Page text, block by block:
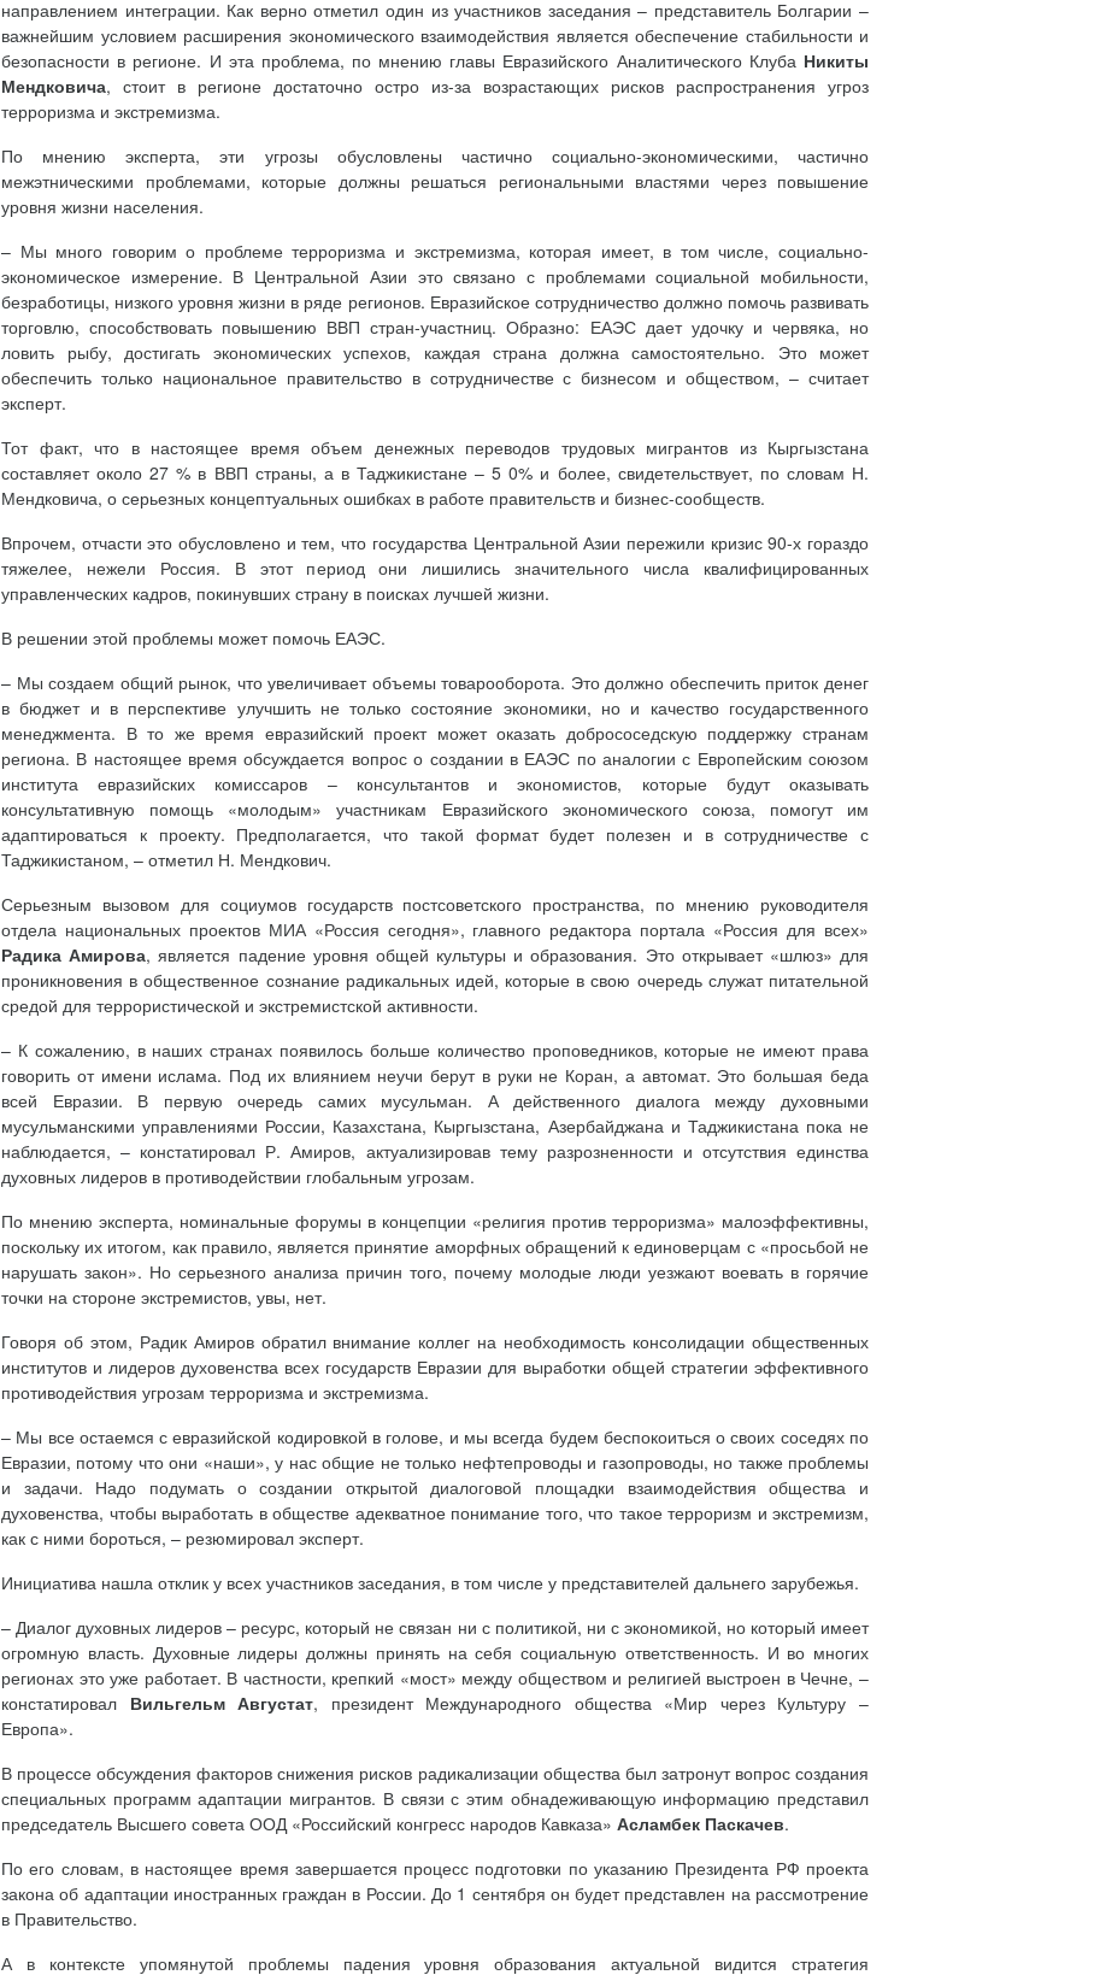
направлением интеграции. Как верно отметил один из участников заседания – представитель Болгарии –
важнейшим условием расширения экономического взаимодействия является обеспечение стабильности и
безопасности в регионе. И эта проблема, по мнению главы Евразийского Аналитического Клуба Никиты
Мендковича, стоит в регионе достаточно остро из-за возрастающих рисков распространения угроз
терроризма и экстремизма.
По мнению эксперта, эти угрозы обусловлены частично социально-экономическими, частично
межэтническими проблемами, которые должны решаться региональными властями через повышение
уровня жизни населения.
– Мы много говорим о проблеме терроризма и экстремизма, которая имеет, в том числе, социально-
экономическое измерение. В Центральной Азии это связано с проблемами социальной мобильности,
безработицы, низкого уровня жизни в ряде регионов. Евразийское сотрудничество должно помочь развивать
торговлю, способствовать повышению ВВП стран-участниц. Образно: ЕАЭС дает удочку и червяка, но
ловить рыбу, достигать экономических успехов, каждая страна должна самостоятельно. Это может
обеспечить только национальное правительство в сотрудничестве с бизнесом и обществом, – считает
эксперт.
Тот факт, что в настоящее время объем денежных переводов трудовых мигрантов из Кыргызстана
составляет около 27 % в ВВП страны, а в Таджикистане – 5 0% и более, свидетельствует, по словам Н.
Мендковича, о серьезных концептуальных ошибках в работе правительств и бизнес-сообществ.
Впрочем, отчасти это обусловлено и тем, что государства Центральной Азии пережили кризис 90-х гораздо
тяжелее, нежели Россия. В этот период они лишились значительного числа квалифицированных
управленческих кадров, покинувших страну в поисках лучшей жизни.
В решении этой проблемы может помочь ЕАЭС.
– Мы создаем общий рынок, что увеличивает объемы товарооборота. Это должно обеспечить приток денег
в бюджет и в перспективе улучшить не только состояние экономики, но и качество государственного
менеджмента. В то же время евразийский проект может оказать добрососедскую поддержку странам
региона. В настоящее время обсуждается вопрос о создании в ЕАЭС по аналогии с Европейским союзом
института евразийских комиссаров – консультантов и экономистов, которые будут оказывать
консультативную помощь «молодым» участникам Евразийского экономического союза, помогут им
адаптироваться к проекту. Предполагается, что такой формат будет полезен и в сотрудничестве с
Таджикистаном, – отметил Н. Мендкович.
Серьезным вызовом для социумов государств постсоветского пространства, по мнению руководителя
отдела национальных проектов МИА «Россия сегодня», главного редактора портала «Россия для всех»
Радика Амирова, является падение уровня общей культуры и образования. Это открывает «шлюз» для
проникновения в общественное сознание радикальных идей, которые в свою очередь служат питательной
средой для террористической и экстремистской активности.
– К сожалению, в наших странах появилось больше количество проповедников, которые не имеют права
говорить от имени ислама. Под их влиянием неучи берут в руки не Коран, а автомат. Это большая беда
всей Евразии. В первую очередь самих мусульман. А действенного диалога между духовными
мусульманскими управлениями России, Казахстана, Кыргызстана, Азербайджана и Таджикистана пока не
наблюдается, – констатировал Р. Амиров, актуализировав тему разрозненности и отсутствия единства
духовных лидеров в противодействии глобальным угрозам.
По мнению эксперта, номинальные форумы в концепции «религия против терроризма» малоэффективны,
поскольку их итогом, как правило, является принятие аморфных обращений к единоверцам с «просьбой не
нарушать закон». Но серьезного анализа причин того, почему молодые люди уезжают воевать в горячие
точки на стороне экстремистов, увы, нет.
Говоря об этом, Радик Амиров обратил внимание коллег на необходимость консолидации общественных
институтов и лидеров духовенства всех государств Евразии для выработки общей стратегии эффективного
противодействия угрозам терроризма и экстремизма.
– Мы все остаемся с евразийской кодировкой в голове, и мы всегда будем беспокоиться о своих соседях по
Евразии, потому что они «наши», у нас общие не только нефтепроводы и газопроводы, но также проблемы
и задачи. Надо подумать о создании открытой диалоговой площадки взаимодействия общества и
духовенства, чтобы выработать в обществе адекватное понимание того, что такое терроризм и экстремизм,
как с ними бороться, – резюмировал эксперт.
Инициатива нашла отклик у всех участников заседания, в том числе у представителей дальнего зарубежья.
– Диалог духовных лидеров – ресурс, который не связан ни с политикой, ни с экономикой, но который имеет
огромную власть. Духовные лидеры должны принять на себя социальную ответственность. И во многих
регионах это уже работает. В частности, крепкий «мост» между обществом и религией выстроен в Чечне, –
констатировал Вильгельм Августат, президент Международного общества «Мир через Культуру –
Европа».
В процессе обсуждения факторов снижения рисков радикализации общества был затронут вопрос создания
специальных программ адаптации мигрантов. В связи с этим обнадеживающую информацию представил
председатель Высшего совета ООД «Российский конгресс народов Кавказа» Асламбек Паскачев.
По его словам, в настоящее время завершается процесс подготовки по указанию Президента РФ проекта
закона об адаптации иностранных граждан в России. До 1 сентября он будет представлен на рассмотрение
в Правительство.
А в контексте упомянутой проблемы падения уровня образования актуальной видится стратегия